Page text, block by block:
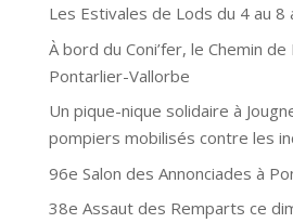
Les Estivales de Lods du 4 au 8
À bord du Coni’fer, le Chemin
Pontarlier-Vallorbe
Un pique-nique solidaire à
pompiers mobilisés contre les
96e Salon des Annonciades à
38e Assaut des Remparts ce